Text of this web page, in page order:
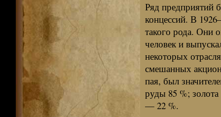
Ряд предприятий
концессий. В
такого рода. Они
человек и
некоторых
смешанных
пая, был
руды 85 %;
— 22 %.